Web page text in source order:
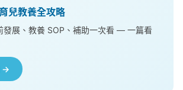
兒教養全攻略
發展、教養 SOP、補助一次看 — 一篇看
→